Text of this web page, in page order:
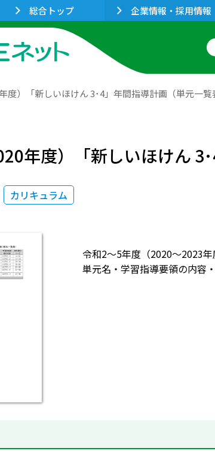
総合トップ 企業情報・採用情報
度）「新しいほけん 3･4」年間指導計画（単元一覧
年度）「新しいほけん 3
カリキュラム
令和2～5年度（2020～2023
単元名・学習指導要領の内容